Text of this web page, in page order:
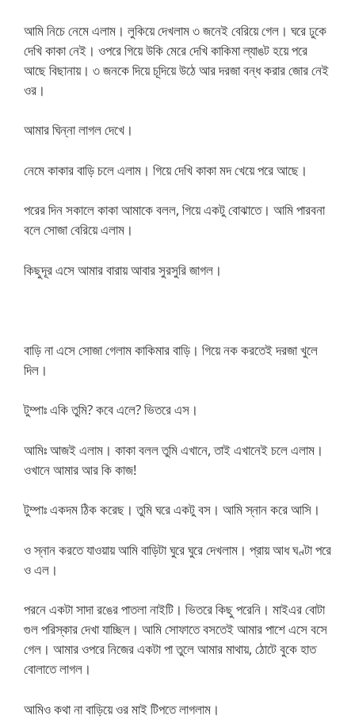
আমি নিচে নেমে এলাম। লুকিয়ে দেখলাম ৩ জনেই বেরিয়ে গেল। ঘরে ঢুকে
দেখি কাকা নেই। ওপরে গিয়ে উকি মেরে দেখি কাকিমা ল্যাঙট হয়ে পরে
আছে বিছানায়। ৩ জনকে দিয়ে চূদিয়ে উঠে আর দরজা বন্ধ করার জোর নেই
ওর।
আমার ঘিন্না লাগল দেখে।
নেমে কাকার বাড়ি চলে এলাম। গিয়ে দেখি কাকা মদ খেয়ে পরে আছে।
পরের দিন সকালে কাকা আমাকে বলল, গিয়ে একটু বোঝাতে। আমি পারবনা
বলে সোজা বেরিয়ে এলাম।
কিছুদূর এসে আমার বারায় আবার সুরসুরি জাগল।
বাড়ি না এসে সোজা গেলাম কাকিমার বাড়ি। গিয়ে নক করতেই দরজা খুলে
দিল।
টুম্পাঃ একি তুমি? কবে এলে? ভিতরে এস।
আমিঃ আজই এলাম। কাকা বলল তুমি এখানে, তাই এখানেই চলে এলাম।
ওখানে আমার আর কি কাজ!
টুম্পাঃ একদম ঠিক করেছ। তুমি ঘরে একটু বস। আমি স্নান করে আসি।
ও স্নান করতে যাওয়ায় আমি বাড়িটা ঘুরে ঘুরে দেখলাম। প্রায় আধ ঘণ্টা পরে
ও এল।
পরনে একটা সাদা রঙের পাতলা নাইটি। ভিতরে কিছু পরেনি। মাইএর বোটা
গুল পরিস্কার দেখা যাচ্ছিল। আমি সোফাতে বসতেই আমার পাশে এসে বসে
গেল। আমার ওপরে নিজের একটা পা তুলে আমার মাথায়, ঠোটে বুকে হাত
বোলাতে লাগল।
আমিও কথা না বাড়িয়ে ওর মাই টিপতে লাগলাম।